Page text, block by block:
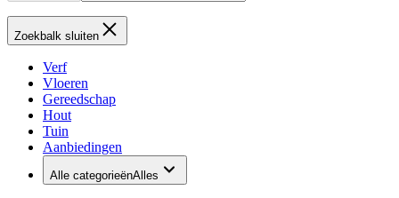
Zoekbalk sluiten
Verf
Vloeren
Gereedschap
Hout
Tuin
Aanbiedingen
Alle categorieënAlles